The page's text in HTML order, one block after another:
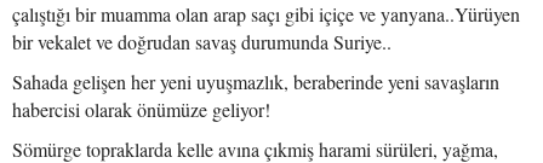
çalıştığı bir muamma olan arap saçı gibi içiçe ve yanyana..Yürüyen
bir vekalet ve doğrudan savaş durumunda Suriye..
Sahada gelişen her yeni uyuşmazlık, beraberinde yeni savaşların
habercisi olarak önümüze geliyor!
Sömürge topraklarda kelle avına çıkmiş harami sürüleri, yağma,